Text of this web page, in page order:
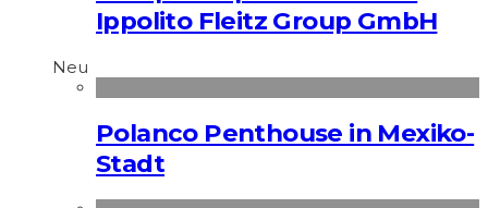
Ippolito Fleitz Group GmbH
Neu
Polanco Penthouse in Mexiko-
Stadt